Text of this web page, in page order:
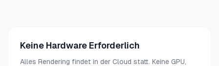
Keine Hardware Erforderlich
Alles Rendering findet in der Cloud statt. Keine GPU,